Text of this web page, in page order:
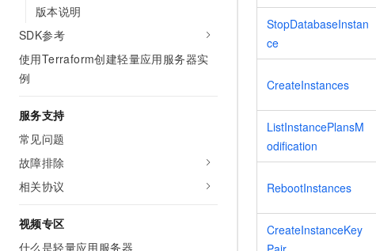
版本说明
SDK参考
使用Terraform创建轻量应用服务器实
例
服务支持
常见问题
故障排除
相关协议
视频专区
什么是轻量应用服务器
StopDatabaseInstan
ce
CreateInstances
ListInstancePlansM
odification
RebootInstances
CreateInstanceKey